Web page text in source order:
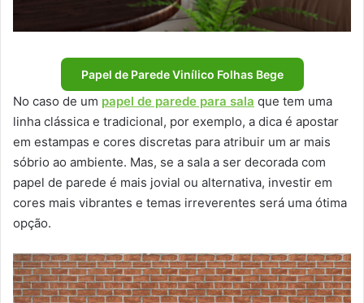
Papel de Parede Vinílico Folhas Bege
No caso de um papel de parede para sala que tem uma
linha clássica e tradicional, por exemplo, a dica é apostar
em estampas e cores discretas para atribuir um ar mais
sóbrio ao ambiente. Mas, se a sala a ser decorada com
papel de parede é mais jovial ou alternativa, investir em
cores mais vibrantes e temas irreverentes será uma ótima
opção.